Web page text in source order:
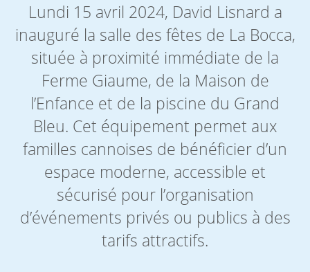
Lundi 15 avril 2024, David Lisnard a
inauguré la salle des fêtes de La Bocca,
située à proximité immédiate de la
Ferme Giaume, de la Maison de
l’Enfance et de la piscine du Grand
Bleu. Cet équipement permet aux
familles cannoises de bénéficier d’un
espace moderne, accessible et
sécurisé pour l’organisation
d’événements privés ou publics à des
tarifs attractifs.